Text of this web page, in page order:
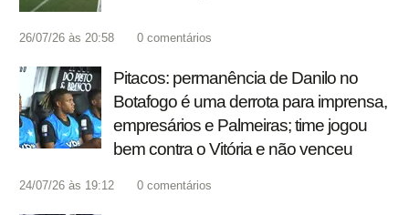
26/07/26 às 20:58 0 comentários
Pitacos: permanência de Danilo no
Botafogo é uma derrota para imprensa,
empresários e Palmeiras; time jogou
bem contra o Vitória e não venceu
24/07/26 às 19:12 0 comentários